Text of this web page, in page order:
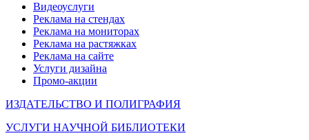
Видеоуслуги
Реклама на стендах
Реклама на мониторах
Реклама на растяжках
Реклама на сайте
Услуги дизайна
Промо-акции
ИЗДАТЕЛЬСТВО И ПОЛИГРАФИЯ
УСЛУГИ НАУЧНОЙ БИБЛИОТЕКИ